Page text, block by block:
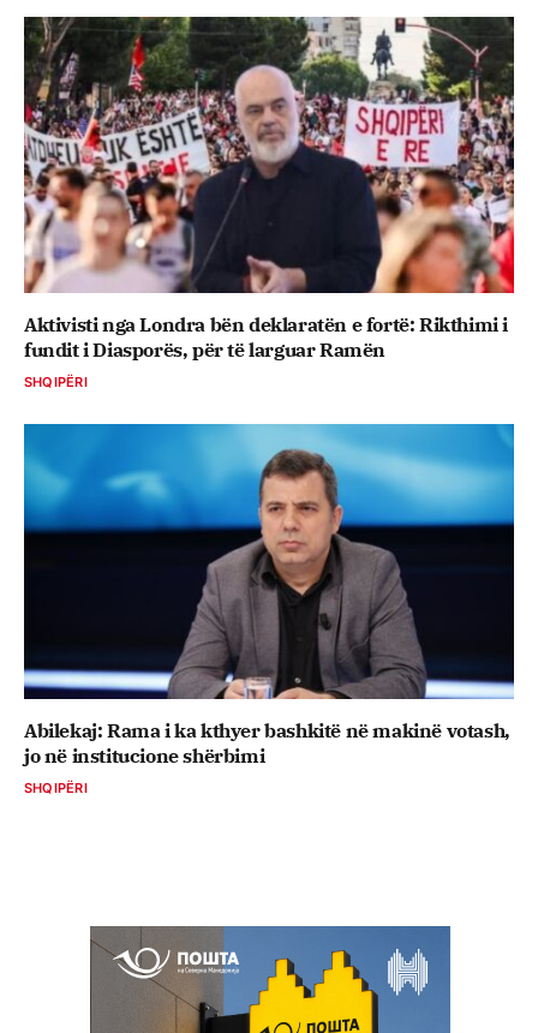
Aktivisti nga Londra bën deklaratën e fortë: Rikthimi i
fundit i Diasporës, për të larguar Ramën
SHQIPËRI
Abilekaj: Rama i ka kthyer bashkitë në makinë votash,
jo në institucione shërbimi
SHQIPËRI